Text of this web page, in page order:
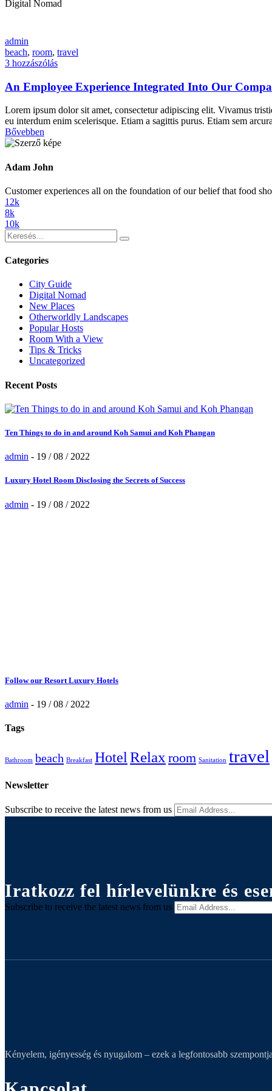
Digital Nomad
admin
beach, room, travel
3 hozzászólás
An Employee Experience Integrated Into Our
Lorem ipsum dolor sit amet, consectetur adipiscing elit. Vivamus
eu interdum enim scelerisque. Etiam a sagittis purus. Etiam sem
Bővebben
Adam John
Customer experiences all on the foundation of our belief that food
12k
8k
10k
Categories
City Guide
Digital Nomad
New Places
Otherworldly Landscapes
Popular Hosts
Room With a View
Tips & Tricks
Uncategorized
Recent Posts
Ten Things to do in and around Koh Samui and Koh Phangan
admin - 19 / 08 / 2022
Luxury Hotel Room Disclosing the Secrets of Success
admin - 19 / 08 / 2022
Follow our Resort Luxury Hotels
admin - 19 / 08 / 2022
Tags
Bathroom beach Breakfast HotelRelaxroom Sanitation travel
Newsletter
Subscribe to receive the latest news from us
Iratkozz fel hírlevelünkre és
Subscribe to receive the latest news from us
Kényelem, igényesség és nyugalom – ezek a legfontosabb